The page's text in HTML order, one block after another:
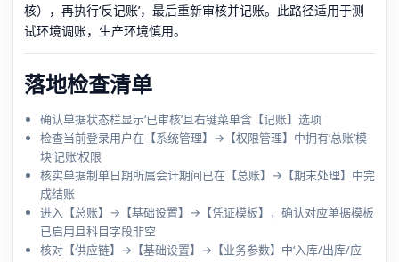
核），再执行‘反记账’，最后重新审核并记账。此路径适用于测
试环境调账，生产环境慎用。
落地检查清单
确认单据状态栏显示‘已审核’且右键菜单含【记账】选项
检查当前登录用户在【系统管理】→【权限管理】中拥有‘总账’模
块‘记账’权限
核实单据制单日期所属会计期间已在【总账】→【期末处理】中完
成结账
进入【总账】→【基础设置】→【凭证模板】，确认对应单据模板
已启用且科目字段非空
核对【供应链】→【基础设置】→【业务参数】中‘入库/出库/应